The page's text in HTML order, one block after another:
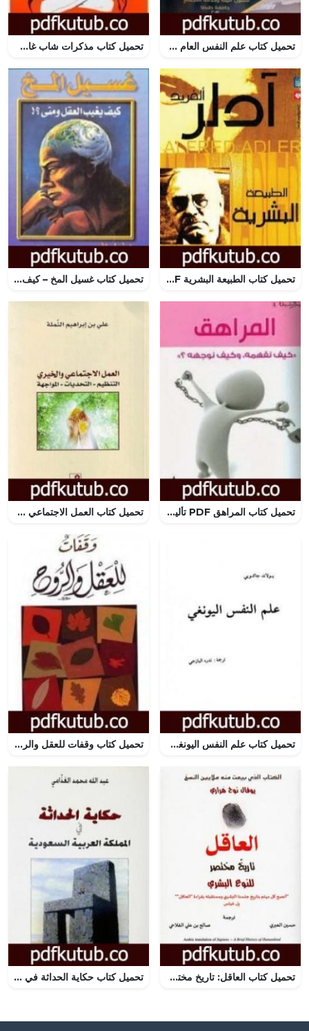
تحميل كتاب علم النفس العام PDF تأليف خالد إبراهيم الفخراني مجانا [كامل] تحميل كتاب مذكرات شاب غاضب PDF تأليف أنيس منصور مجانا [كامل]
تحميل كتاب الطبيعة البشرية PDF تأليف ألفريد أدلر مجانا [كامل] تحميل كتاب غسيل المخ – كيف يغيب العقل ومتى؟ PDF تأليف نبيل راغب مجانا [كامل]
تحميل كتاب المراهق PDF تأليف عبد الكريم بكار مجانا [كامل] تحميل كتاب العمل الاجتماعي والخيري: التنظيم – التحديات – المواجهة PDF تأليف علي بن إبراهيم النملة مجانا [كامل]
تحميل كتاب علم النفس اليونغي PDF تأليف يولاند جاكوبي مجانا [كامل] تحميل كتاب وقفات للعقل والروح PDF تأليف عبد الكريم بكار مجانا [كامل]
تحميل كتاب العاقل: تاريخ مختصر للنوع البشري PDF تأليف يوفال نوح هراري مجانا [كامل] تحميل كتاب حكاية الحداثة في المملكة العربية السعودية PDF تأليف عبد الله الغذامي مجانا [كامل]